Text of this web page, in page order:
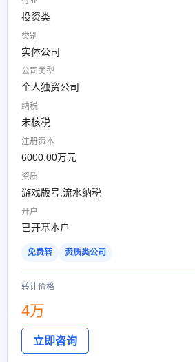
投资类
类别
实体公司
公司类型
个人独资公司
纳税
未核税
注册资本
6000.00万元
资质
游戏版号,流水纳税
开户
已开基本户
免费转 资质类公司
转让价格
4万
立即咨询